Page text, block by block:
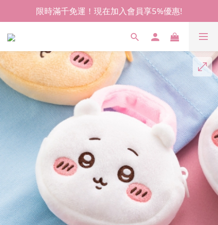
限時滿千免運！現在加入會員享5%優惠!